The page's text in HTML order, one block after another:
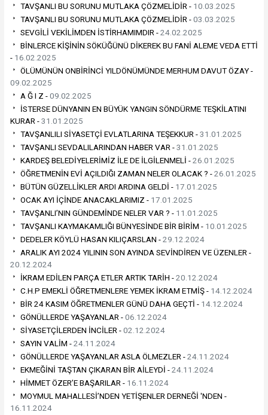
TAVŞANLI BU SORUNU MUTLAKA ÇÖZMELİDİR - 10.03.2025
TAVŞANLI BU SORUNU MUTLAKA ÇÖZMELİDİR -03.03.2025
SEVGİLİ VEKİLİMDEN İSTİRHAMIMDIR -24.02.2025
BİNLERCE KİŞİNİN SÖKÜĞÜNÜ DİKEREK BU FANİ ALEME VEDA ETTİ
- 16.02.2025
ÖLÜMÜNÜN ONBİRİNCİ YILDÖNÜMÜNDE MERHUM DAVUT ÖZAY -
09.02.2025
A Ğ I Z -09.02.2025
İSTERSE DÜNYANIN EN BÜYÜK YANGIN SÖNDÜRME TEŞKİLATINI
KURAR -31.01.2025
TAVŞANLILI SİYASETÇİ EVLATLARINA TEŞEKKUR -31.01.2025
TAVŞANLI SEVDALILARINDAN HABER VAR -31.01.2025
KARDEŞ BELEDİYELERİMİZ İLE DE İLGİLENMELİ -26.01.2025
ÖĞRETMENİN EVİ AÇILDIĞI ZAMAN NELER OLACAK ? -26.01.2025
BÜTÜN GÜZELLİKLER ARDI ARDINA GELDİ - 17.01.2025
OCAK AYI İÇİNDE ANACAKLARIMIZ - 17.01.2025
TAVŞANLI’NIN GÜNDEMİNDE NELER VAR ? - 11.01.2025
TAVŞANLI KAYMAKAMLIĞI BÜNYESİNDE BİR BİRİM - 10.01.2025
DEDELER KÖYLÜ HASAN KILIÇARSLAN -29.12.2024
ARALIK AYI 2024 YILININ SON AYINDA SEVİNDİREN VE ÜZENLER -
20.12.2024
İKRAM EDİLEN PARÇA ETLER ARTIK TARİH -20.12.2024
C.H.P EMEKLİ ÖĞRETMENLERE YEMEK İKRAM ETMİŞ - 14.12.2024
BİR 24 KASIM ÖĞRETMENLER GÜNÜ DAHA GEÇTİ - 14.12.2024
GÖNÜLLERDE YAŞAYANLAR -06.12.2024
SİYASETÇİLERDEN İNCİLER -02.12.2024
SAYIN VALİM -24.11.2024
GÖNÜLLERDE YAŞAYANLAR ASLA ÖLMEZLER -24.11.2024
EKMEĞİNİ TAŞTAN ÇIKARAN BİR AİLEYDİ -24.11.2024
HİMMET ÖZER’E BAŞARILAR - 16.11.2024
MOYMUL MAHALLESİ’NDEN YETİŞENLER DERNEĞİ 'NDEN -
16.11.2024